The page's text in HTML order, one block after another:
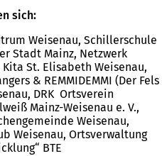
sich:
Weisenau, Schillerschule
Stadt Mainz, Netzwerk
St. Elisabeth Weisenau,
& REMMIDEMMI (Der Fels
DRK Ortsverein
Mainz-Weisenau e. V.,
Weisenau,
Weisenau, Ortsverwaltung
BTE